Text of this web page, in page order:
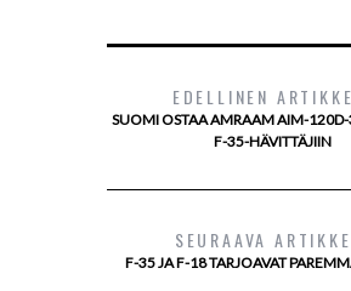
EDELLINEN
SUOMI OSTAA AMRAAM AIM-
F-35-HÄVITTÄJIIN
SEURAAVA
F-35 JA F-18 TARJOAVAT